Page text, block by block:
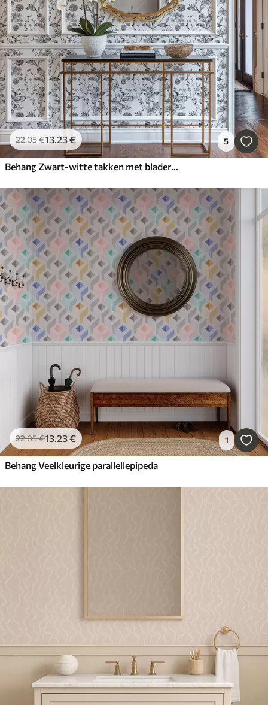
22.05€13.23€ 5
Behang Zwart-witte takken met bladeren op witte achtergrond
22.05€13.23€ 1
Behang Veelkleurige parallellepipeda